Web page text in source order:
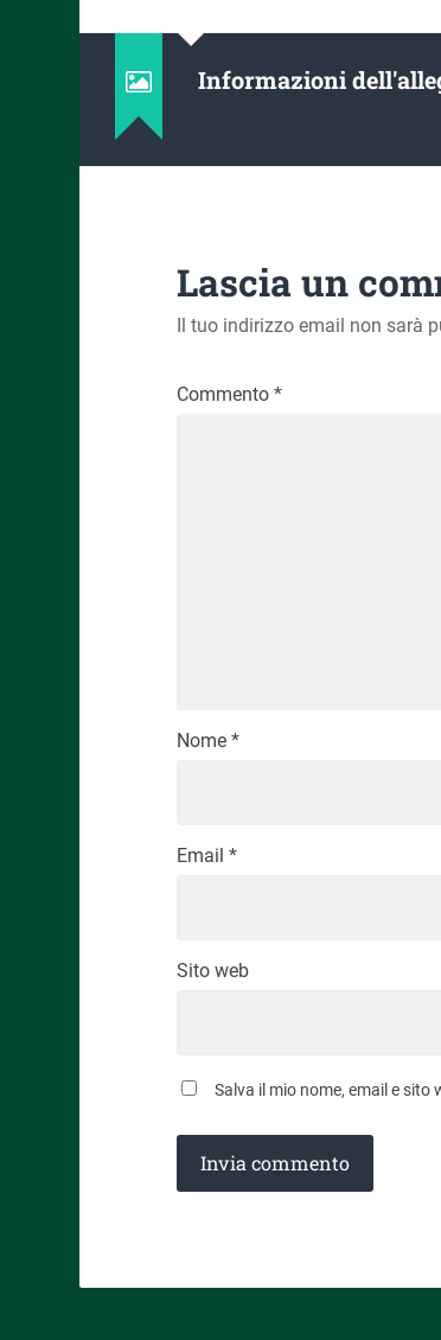
Informazioni
Lascia un
Il tuo indirizzo email non sarà
Commento *
Nome *
Email *
Sito web
Salva il mio nome, email e